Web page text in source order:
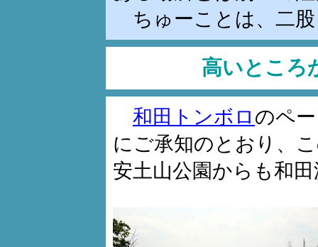
ちゅーことは、二
高いところ
和田トンボロ のペ
にご承知のとおり、
安土山公園からも和